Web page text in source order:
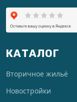
КАТАЛОГ
Вторичное жильё
Новостройки